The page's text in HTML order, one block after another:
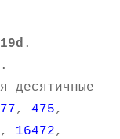
19d .
.
десятичные
, 475,
, 16472,